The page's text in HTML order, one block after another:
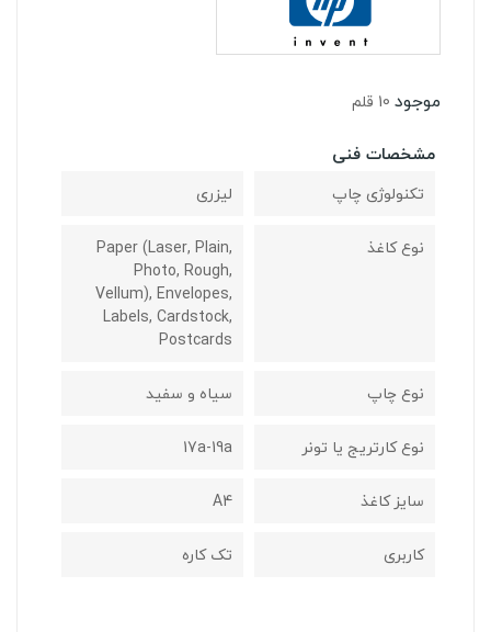
موجود 10 قلم
مشخصات فنی
تکنولوژی چاپ
لیزری
نوع کاغذ
Paper (laser, Plain,
Photo, Rough,
Vellum), Envelopes,
Labels, Cardstock,
Postcards
نوع چاپ
سیاه و سفید
نوع کارتریج یا تونر
17a-19a
سایز کاغذ
A4
کاربری
تک کاره